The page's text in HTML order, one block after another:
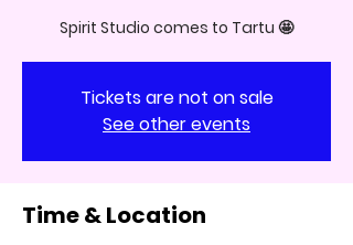
Spirit Studio comes to Tartu 🤩
Tickets are not on sale
See other events
Time & Location